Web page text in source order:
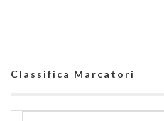
Classifica Marcatori